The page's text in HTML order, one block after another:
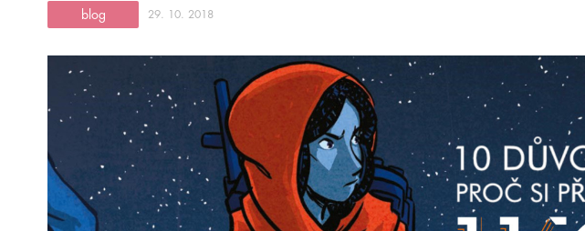
blog 29. 10. 2018